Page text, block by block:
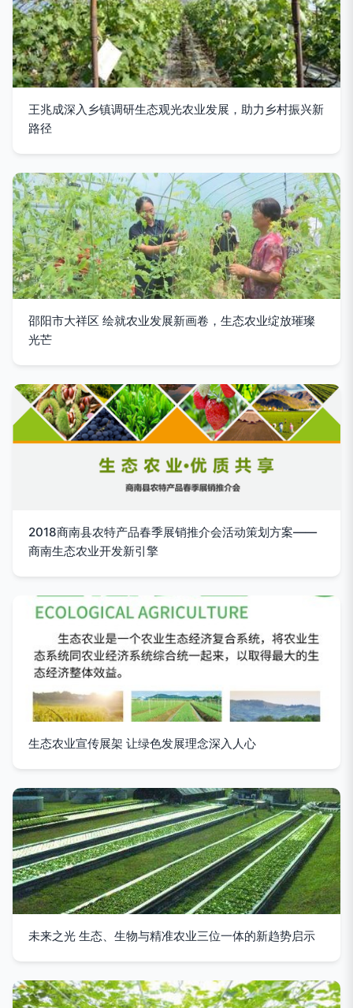
王兆成深入乡镇调研生态观光农业发展，助力乡村振兴新
路径
邵阳市大祥区 绘就农业发展新画卷，生态农业绽放璀璨
光芒
2018商南县农特产品春季展销推介会活动策划方案——
商南生态农业开发新引擎
生态农业宣传展架 让绿色发展理念深入人心
未来之光 生态、生物与精准农业三位一体的新趋势启示